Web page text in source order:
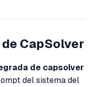
CapSolver
de capsolver
del sistema del